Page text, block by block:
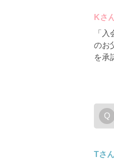
Kさ
「
のお
を承
Tさ